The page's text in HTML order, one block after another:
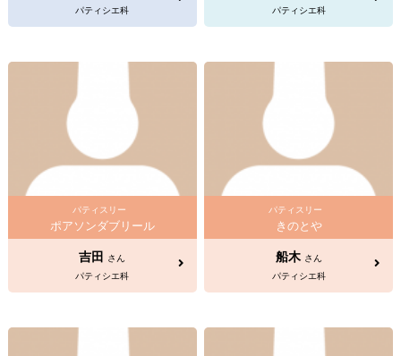
パティシエ科
パティシエ科
パティスリー
ポアソンダブリール
吉田
さん
パティシエ科
パティスリー
きのとや
船木 さん
パティシエ科